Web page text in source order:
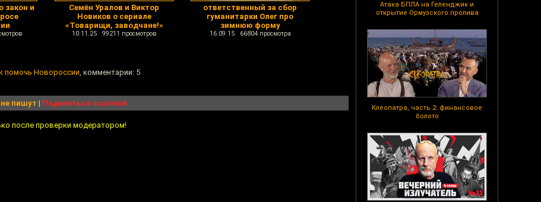
Атака БПЛА на Геленджик и
открытие Ормузского пролива
Клеопатра, часть 2: финансовое
болото
закон и
Семён Уралов и Виктор
Новиков о сериале
«Товарищи, заводчане!»
10.11.25 99211 просмотров
ответственный за сбор
гуманитарки Олег про
зимнюю форму
16.09.15 66804 просмотра
помочь Новороссии, комментарии: 5
пишут | Поделиться ссылкой
после проверки модератором!